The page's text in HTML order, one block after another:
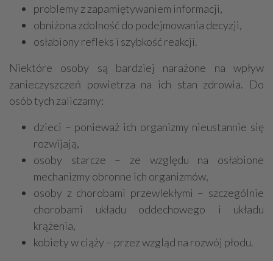
problemy z zapamiętywaniem informacji,
obniżona zdolność do podejmowania decyzji,
osłabiony refleks i szybkość reakcji.
Niektóre osoby są bardziej narażone na wpływ
zanieczyszczeń powietrza na ich stan zdrowia. Do
osób tych zaliczamy:
dzieci – ponieważ ich organizmy nieustannie się
rozwijają,
osoby starcze – ze względu na osłabione
mechanizmy obronne ich organizmów,
osoby z chorobami przewlekłymi – szczególnie
chorobami układu oddechowego i układu
krążenia,
kobiety w ciąży – przez wzgląd na rozwój płodu.